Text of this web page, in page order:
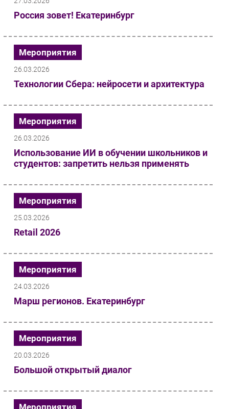
Россия зовет! Екатеринбург
Мероприятия
26.03.2026
Технологии Сбера: нейросети и архитектура
Мероприятия
26.03.2026
Использование ИИ в обучении школьников и
студентов: запретить нельзя применять
Мероприятия
25.03.2026
Retail 2026
Мероприятия
24.03.2026
Марш регионов. Екатеринбург
Мероприятия
20.03.2026
Большой открытый диалог
Мероприятия